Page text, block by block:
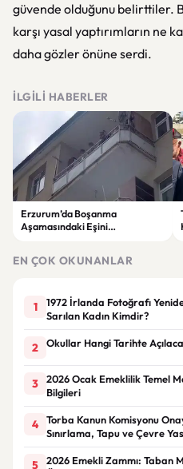
güvende olduğunu belirttiler.
karşı yasal yaptırımların ne
daha gözler önüne serdi.
İLGILI HABERLER
Erzurum’da Boşanma
Aşamasındaki Eşini
EN ÇOK OKUNANLAR
1
1972 İrlanda Fotoğrafı
Sarılan Kadın Kimdir?
2 Okullar Hangi Tarihte
3
2026 Ocak Emeklilik Temel
Bilgileri
4
Torba Kanun Komisyonu
Sınırlama, Tapu ve Çevre
5
2026 Emekli Zammı: Taban